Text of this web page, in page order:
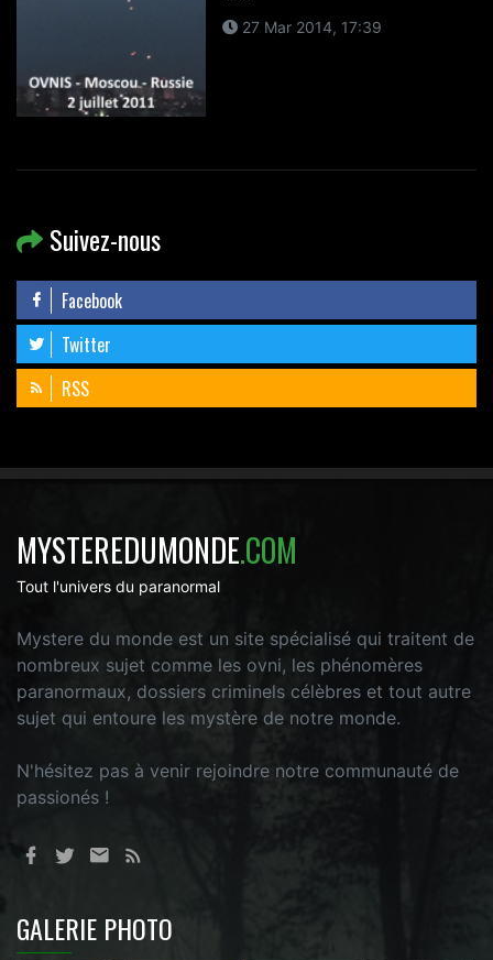
27 Mar 2014, 17:39
Suivez-nous
Facebook
Twitter
RSS
MYSTEREDUMONDE.COM
Tout l'univers du paranormal
Mystere du monde est un site spécialisé qui traitent de
nombreux sujet comme les ovni, les phénomères
paranormaux, dossiers criminels célèbres et tout autre
sujet qui entoure les mystère de notre monde.
N'hésitez pas à venir rejoindre notre communauté de
passionés !
GALERIE PHOTO